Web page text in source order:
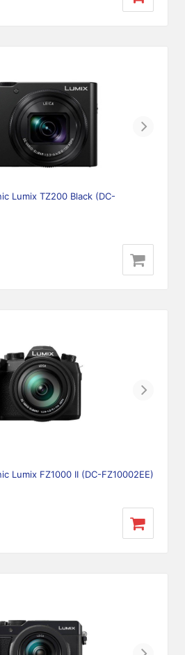
Next
Lumix TZ200 Black (DC-
Next
Lumix FZ1000 II (DC-FZ10002EE)